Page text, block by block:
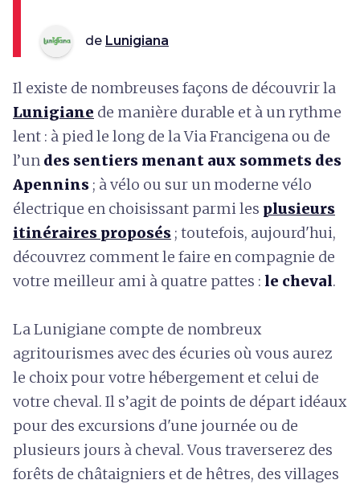
de Lunigiana
Il existe de nombreuses façons de découvrir la
Lunigiane de manière durable et à un rythme
lent : à pied le long de la Via Francigena ou de
l’un des sentiers menant aux sommets des
Apennins ; à vélo ou sur un moderne vélo
électrique en choisissant parmi les plusieurs
itinéraires proposés ; toutefois, aujourd'hui,
découvrez comment le faire en compagnie de
votre meilleur ami à quatre pattes : le cheval.
La Lunigiane compte de nombreux
agritourismes avec des écuries où vous aurez
le choix pour votre hébergement et celui de
votre cheval. Il s’agit de points de départ idéaux
pour des excursions d'une journée ou de
plusieurs jours à cheval. Vous traverserez des
forêts de châtaigniers et de hêtres, des villages